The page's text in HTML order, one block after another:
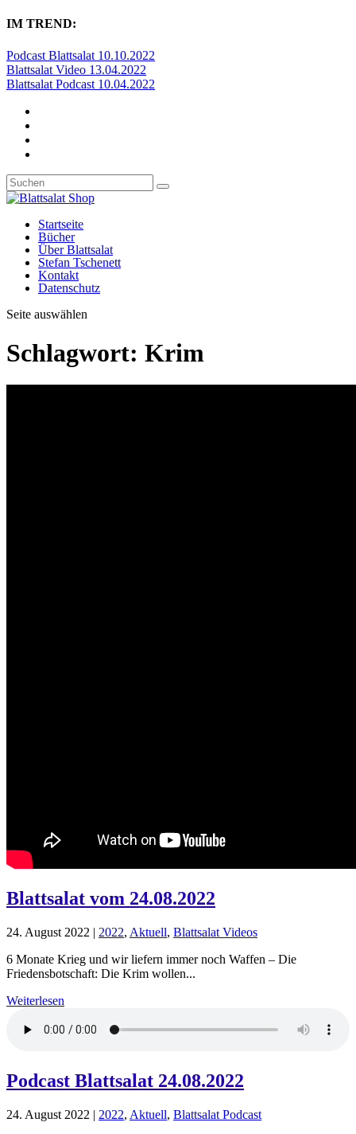
IM TREND:
Podcast Blattsalat 10.10.2022
Blattsalat Video 13.04.2022
Blattsalat Podcast 10.04.2022
Startseite
Bücher
Über Blattsalat
Stefan Tschenett
Kontakt
Datenschutz
Seite auswählen
Schlagwort: Krim
Blattsalat vom 24.08.2022
24. August 2022 | 2022, Aktuell, Blattsalat Videos
6 Monate Krieg und wir liefern immer noch Waffen – Die
Friedensbotschaft: Die Krim wollen...
Weiterlesen
Podcast Blattsalat 24.08.2022
24. August 2022 | 2022, Aktuell, Blattsalat Podcast